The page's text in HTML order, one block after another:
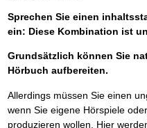
Sprechen Sie einen
ein: Diese Kombination ist
Grundsätzlich können Sie
Hörbuch aufbereiten.
Allerdings müssen Sie einen
wenn Sie eigene Hörspiele
produzieren wollen. Hier